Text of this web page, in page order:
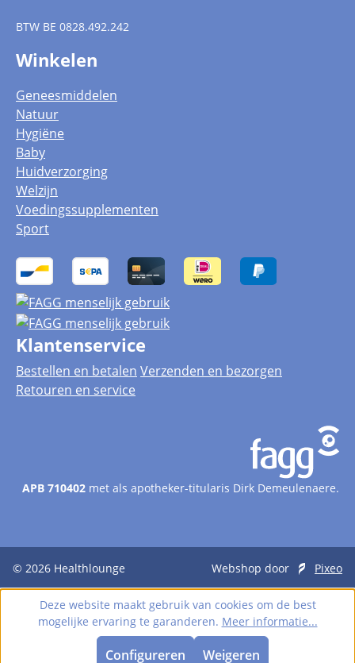
BTW BE 0828.492.242
Winkelen
Geneesmiddelen
Natuur
Hygiëne
Baby
Huidverzorging
Welzijn
Voedingssupplementen
Sport
Klantenservice
Bestellen en betalen Verzenden en bezorgen
Retouren en service
APB 710402 met als apotheker-titularis Dirk Demeulenaere.
© 2026 Healthlounge Webshop door Pixeo
Deze website maakt gebruik van cookies om de best
mogelijke ervaring te garanderen. Meer informatie...
Weigeren
Configureren